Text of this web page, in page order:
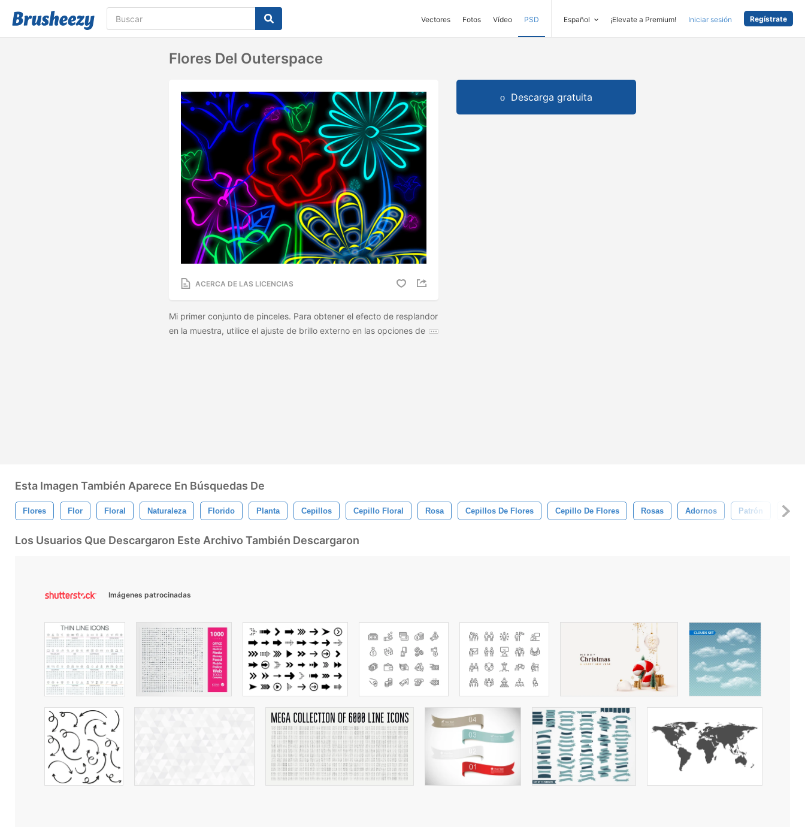
Vectores Fotos Vídeo PSD Español ¡Elevate a Premium! Iniciar sesión Regístrate
Flores Del Outerspace
ACERCA DE LAS LICENCIAS
Mi primer conjunto de pinceles. Para obtener el efecto de resplandor
en la muestra, utilice el ajuste de brillo externo en las opciones de
Descarga gratuita
Esta Imagen También Aparece En Búsquedas De
Flores Flor Floral Naturaleza Florido Planta Cepillos Cepillo Floral Rosa Cepillos De Flores Cepillo De Flores Rosas Adornos Patrón
Los Usuarios Que Descargaron Este Archivo También Descargaron
Imágenes patrocinadas